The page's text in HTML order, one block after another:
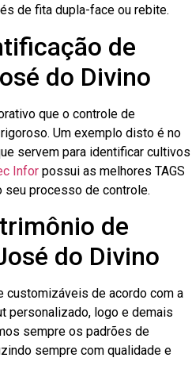
de fita dupla-face ou rebite.
de
do Divino
que o controle de
Um exemplo disto é no
servem para identificar cultivos
Infor possui as melhores TAGS
seu processo de controle.
de
do Divino
customizáveis de acordo com a
personalizado, logo e demais
sempre os padrões de
sempre com qualidade e